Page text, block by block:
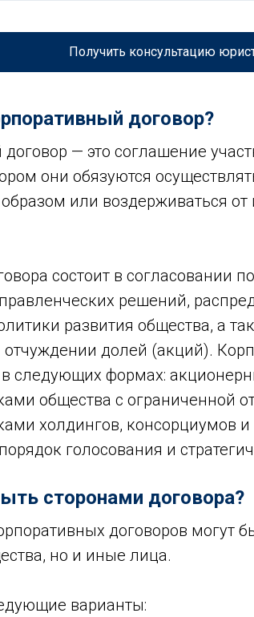
Получить консультацию
договор?
— это соглашение
они обязуются
или воздерживаться от
состоит в согласовании
решений,
развития общества, а
отчуждении долей (акций).
следующих формах:
общества с ограниченной
холдингов, консорциумов
голосования и
сторонами договора?
договоров могут
но и иные лица.
варианты: